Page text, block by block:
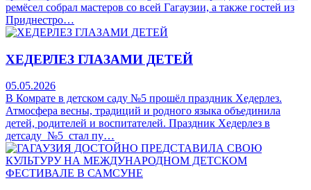
ремёсел собрал мастеров со всей Гагаузии, а также гостей из
Приднестро…
ХЕДЕРЛЕЗ ГЛАЗАМИ ДЕТЕЙ
05.05.2026
В Комрате в детском саду №5 прошёл праздник Хедерлез.
Атмосфера весны, традиций и родного языка объединила
детей, родителей и воспитателей. Праздник Хедерлез в
детсаду №5 стал пу…